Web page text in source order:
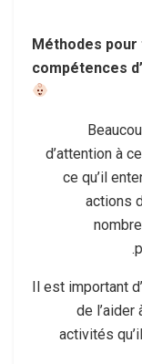
Méthodes
compétences
d’attention à
ce qu’il
actions
Il est important
de
activités